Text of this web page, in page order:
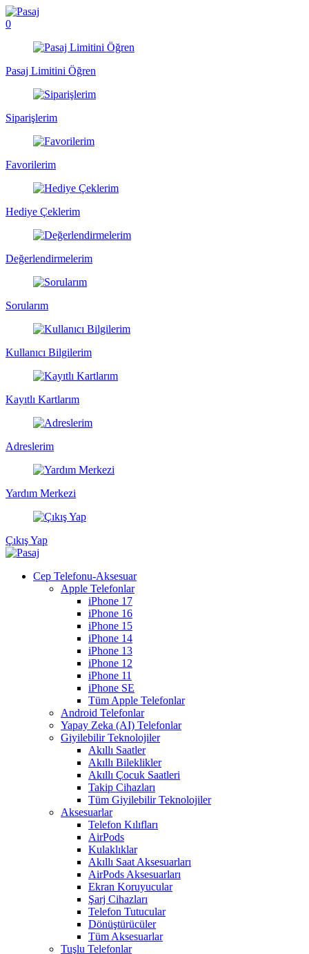
0
Pasaj Limitini Öğren
Siparişlerim
Favorilerim
Hediye Çeklerim
Değerlendirmelerim
Sorularım
Kullanıcı Bilgilerim
Kayıtlı Kartlarım
Adreslerim
Yardım Merkezi
Çıkış Yap
Cep Telefonu-Aksesuar
Apple Telefonlar
iPhone 17
iPhone 16
iPhone 15
iPhone 14
iPhone 13
iPhone 12
iPhone 11
iPhone SE
Tüm Apple Telefonlar
Android Telefonlar
Yapay Zeka (AI) Telefonlar
Giyilebilir Teknolojiler
Akıllı Saatler
Akıllı Bileklikler
Akıllı Çocuk Saatleri
Takip Cihazları
Tüm Giyilebilir Teknolojiler
Aksesuarlar
Telefon Kılıfları
AirPods
Kulaklıklar
Akıllı Saat Aksesuarları
AirPods Aksesuarları
Ekran Koruyucular
Şarj Cihazları
Telefon Tutucular
Dönüştürücüler
Tüm Aksesuarlar
Tuşlu Telefonlar